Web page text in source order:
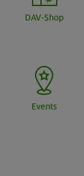
DAV-Shop
Events